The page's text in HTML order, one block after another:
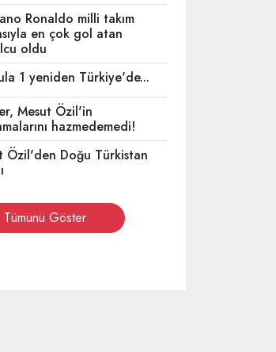
Ronaldo milli takım
en çok gol atan
oldu
1 yeniden Türkiye'de...
Mesut Özil'in
hazmedemedi!
Özil'den Doğu Türkistan
Tümünü Göster